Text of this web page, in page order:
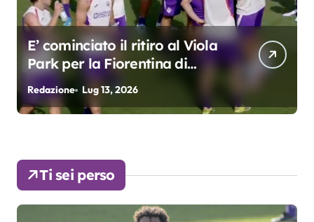
E’ cominciato il ritiro al Viola
Park per la Fiorentina di
Grosso
Redazione Lug 13, 2026
Ti sei perso